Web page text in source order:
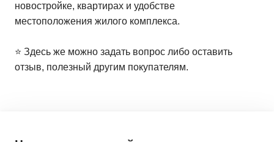
новостройке, квартирах и удобстве
местоположения жилого комплекса.
⭐️ Здесь же можно задать вопрос либо оставить
отзыв, полезный другим покупателям.